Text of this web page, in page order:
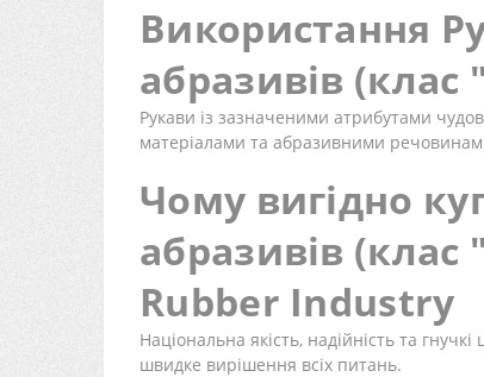
Використання
абразивів
Рукави із зазначеними атрибутами
матеріалами та абразивними
Чому вигідно
абразивів
Rubber Industry
Національна якість, надійність та
швидке вирішення всіх питань.